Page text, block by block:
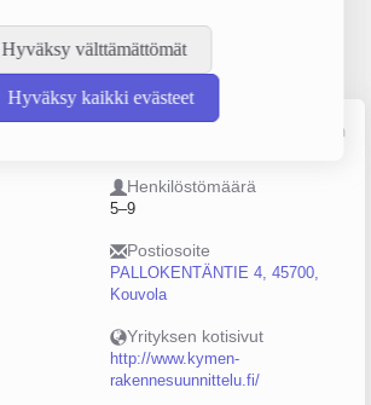
Hyväksy välttämättömät
Hyväksy kaikki evästeet
Tilinpäätösluvut Päättäjätiedot
Lähde: YTJ, PRH, Traficom
Henkilöstömäärä
5–9
Postiosoite
PALLOKENTÄNTIE 4, 45700,
Kouvola
Yrityksen kotisivut
http://www.kymen-
rakennesuunnittelu.fi/